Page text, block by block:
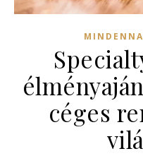
céges